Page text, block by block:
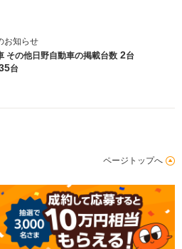
お知らせ
その他日野自動車の掲載台数 2台
台
ページトップへ